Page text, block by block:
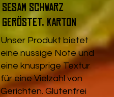
Sesam schwarz
geröstet, Karton
Unser Produkt bietet
eine nussige Note und
eine knusprige Textur
für eine Vielzahl von
Gerichten. Glutenfrei